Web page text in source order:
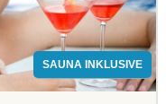
SAUNA INKLUSIVE